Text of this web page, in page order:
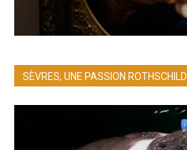
SÈVRES, UNE PASSION ROTHSCHILD